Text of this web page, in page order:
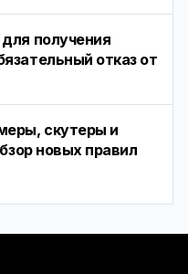
получения
отказ от
скутеры и
новых правил